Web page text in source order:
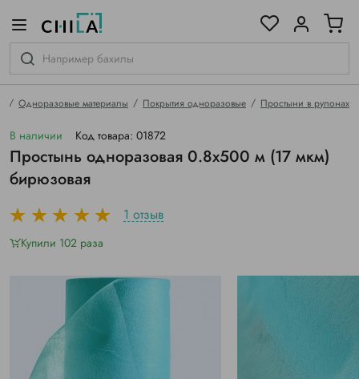
Одноразовые материалы Покрытия одноразовые Простыни в рулонах
В наличии Код товара: 01872
Простынь одноразовая 0.8х500 м (17 мкм)
бирюзовая
1 отзыв
Купили 102 раза
гамме